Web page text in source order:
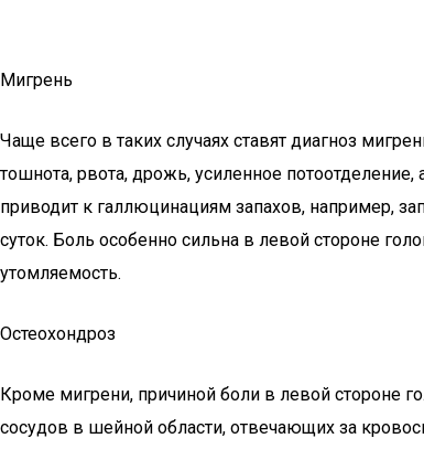
Мигрень
Чаще всего в таких случаях ставят диагноз
тошнота, рвота, дрожь, усиленное
приводит к галлюцинациям запахов, например,
суток. Боль особенно сильна в левой стороне
утомляемость.
Остеохондроз
Кроме мигрени, причиной боли в левой стороне
сосудов в шейной области, отвечающих за